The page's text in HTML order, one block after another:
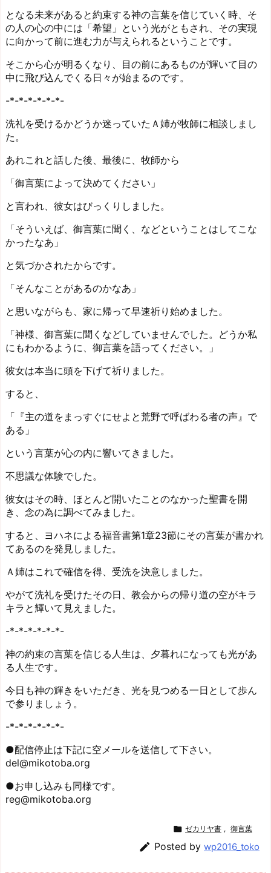
となる未来があると約束する神の言葉を信じていく時、そ
の人の心の中には「希望」という光がともされ、その実現
に向かって前に進む力が与えられるということです。
そこから心が明るくなり、目の前にあるものが輝いて目の
中に飛び込んでくる日々が始まるのです。
-*-*-*-*-*-*-
洗礼を受けるかどうか迷っていたＡ姉が牧師に相談しまし
た。
あれこれと話した後、最後に、牧師から
「御言葉によって決めてください」
と言われ、彼女はびっくりしました。
「そういえば、御言葉に聞く、などということはしてこな
かったなあ」
と気づかされたからです。
「そんなことがあるのかなあ」
と思いながらも、家に帰って早速祈り始めました。
「神様、御言葉に聞くなどしていませんでした。どうか私
にもわかるように、御言葉を語ってください。」
彼女は本当に頭を下げて祈りました。
すると、
「『主の道をまっすぐにせよと荒野で呼ばわる者の声』で
ある」
という言葉が心の内に響いてきました。
不思議な体験でした。
彼女はその時、ほとんど開いたことのなかった聖書を開
き、念の為に調べてみました。
すると、ヨハネによる福音書第1章23節にその言葉が書かれ
てあるのを発見しました。
Ａ姉はこれで確信を得、受洗を決意しました。
やがて洗礼を受けたその日、教会からの帰り道の空がキラ
キラと輝いて見えました。
-*-*-*-*-*-*-
神の約束の言葉を信じる人生は、夕暮れになっても光があ
る人生です。
今日も神の輝きをいただき、光を見つめる一日として歩ん
で参りましょう。
-*-*-*-*-*-*-
●配信停止は下記に空メールを送信して下さい。
del@mikotoba.org
●お申し込みも同様です。
reg@mikotoba.org
 ゼカリヤ書 , 御言葉
 Posted by wp2016_toko